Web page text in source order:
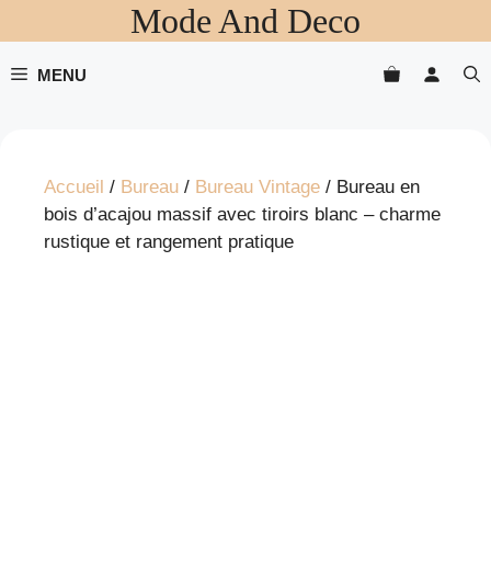
au
contenu
Mode And Deco
MENU
Accueil / Bureau / Bureau Vintage / Bureau en
bois d’acajou massif avec tiroirs blanc – charme
rustique et rangement pratique